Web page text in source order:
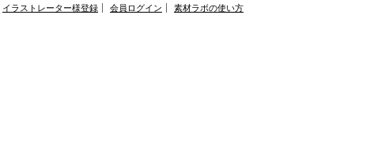
イラストレーター様登録 会員ログイン 素材ラボの使い方